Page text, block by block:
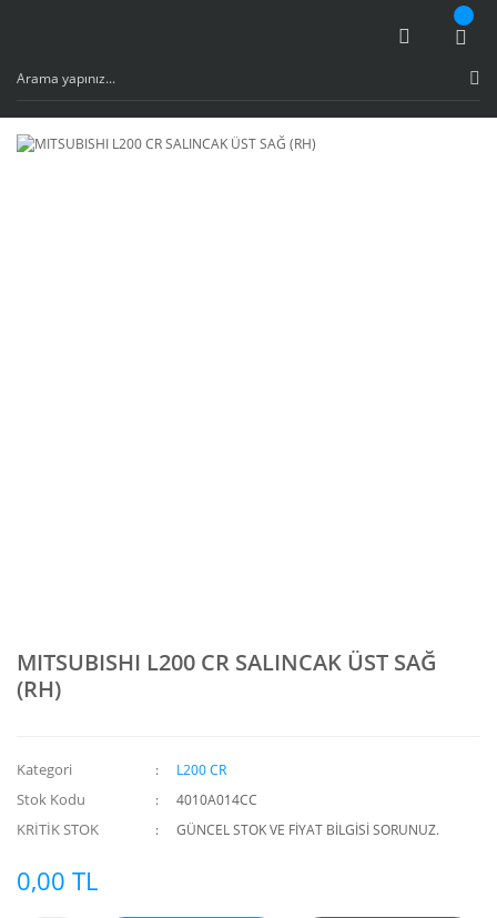
MITSUBISHI L200 CR SALINCAK ÜST SAĞ
(RH)
Kategori L200 CR
Stok Kodu 4010A014CC
KRİTİK STOK GÜNCEL STOK VE FİYAT BİLGİSİ SORUNUZ.
0,00 TL